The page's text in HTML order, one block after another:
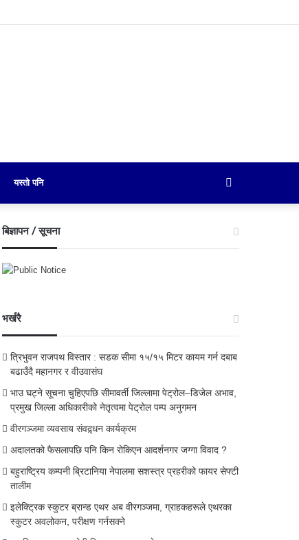
यस्तो पनि
बिज्ञापन / सूचना
भर्खरै
त्रिभुवन राजपथ विस्तार : सडक सीमा १५/१५ मिटर कायम गर्न दबाब
बढाउँदै महानगर र वीउवासंघ
भाउ घट्ने सूचना चुहिएपछि सीमावर्ती जिल्लामा पेट्रोल–डिजेल अभाव,
प्रमुख जिल्ला अधिकारीको नेतृत्वमा पेट्रोल पम्प अनुगमन
वीरगञ्जमा व्यवसाय संवद्र्धन कार्यक्रम
अदालतको फैसलापछि पनि किन रोकिएन आदर्शनगर जग्गा विवाद ?
बहुराष्ट्रिय कम्पनी ब्रिटानिया नेपालमा सशस्त्र प्रहरीको फायर सेफ्टी
तालीम
इलेक्ट्रिक स्कुटर ब्रान्ड एथर अब वीरगञ्जमा, ग्राहकहरूले एथरका
स्कुटर अवलोकन, परीक्षण गर्नसक्ने